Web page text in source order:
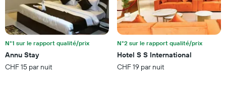
N°1 sur le rapport qualité/prix
Annu Stay
CHF 15 par nuit
N°2 sur le rapport qualité/prix
Hotel S S International
CHF 19 par nuit